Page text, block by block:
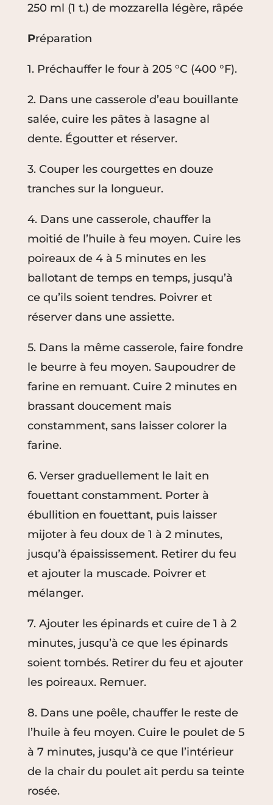
250 ml (1 t.) de mozzarella légère, râpée
Préparation
1. Préchauffer le four à 205 °C (400 °F).
2. Dans une casserole d’eau bouillante
salée, cuire les pâtes à lasagne al
dente. Égoutter et réserver.
3. Couper les courgettes en douze
tranches sur la longueur.
4. Dans une casserole, chauffer la
moitié de l’huile à feu moyen. Cuire les
poireaux de 4 à 5 minutes en les
ballotant de temps en temps, jusqu’à
ce qu’ils soient tendres. Poivrer et
réserver dans une assiette.
5. Dans la même casserole, faire fondre
le beurre à feu moyen. Saupoudrer de
farine en remuant. Cuire 2 minutes en
brassant doucement mais
constamment, sans laisser colorer la
farine.
6. Verser graduellement le lait en
fouettant constamment. Porter à
ébullition en fouettant, puis laisser
mijoter à feu doux de 1 à 2 minutes,
jusqu’à épaississement. Retirer du feu
et ajouter la muscade. Poivrer et
mélanger.
7. Ajouter les épinards et cuire de 1 à 2
minutes, jusqu’à ce que les épinards
soient tombés. Retirer du feu et ajouter
les poireaux. Remuer.
8. Dans une poêle, chauffer le reste de
l’huile à feu moyen. Cuire le poulet de 5
à 7 minutes, jusqu’à ce que l’intérieur
de la chair du poulet ait perdu sa teinte
rosée.